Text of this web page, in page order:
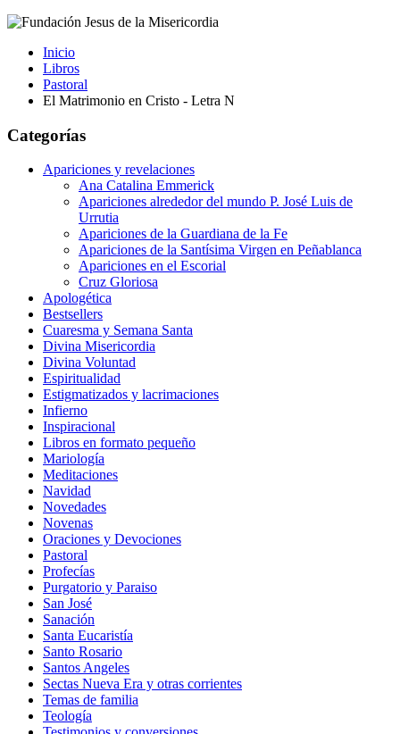
Inicio
Libros
Pastoral
El Matrimonio en Cristo - Letra N
Categorías
Apariciones y revelaciones
Ana Catalina Emmerick
Apariciones alrededor del mundo P. José Luis de
Urrutia
Apariciones de la Guardiana de la Fe
Apariciones de la Santísima Virgen en Peñablanca
Apariciones en el Escorial
Cruz Gloriosa
Apologética
Bestsellers
Cuaresma y Semana Santa
Divina Misericordia
Divina Voluntad
Espiritualidad
Estigmatizados y lacrimaciones
Infierno
Inspiracional
Libros en formato pequeño
Mariología
Meditaciones
Navidad
Novedades
Novenas
Oraciones y Devociones
Pastoral
Profecías
Purgatorio y Paraiso
San José
Sanación
Santa Eucaristía
Santo Rosario
Santos Angeles
Sectas Nueva Era y otras corrientes
Temas de familia
Teología